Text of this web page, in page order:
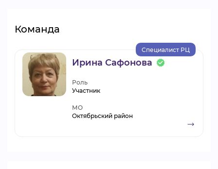
Команда
Ирина Сафонова
Специалист РЦ
Роль
Участник
МО
Октябрьский район